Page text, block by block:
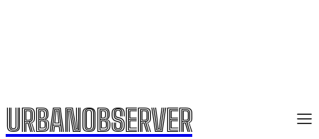
URBANOBSERVER